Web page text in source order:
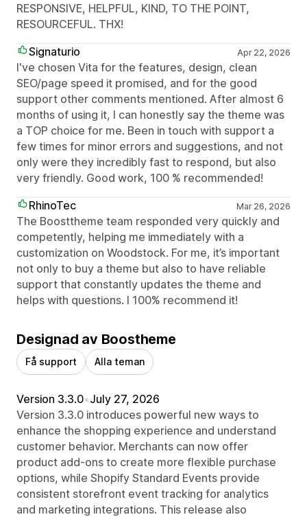
RESPONSIVE, HELPFUL, KIND, TO THE POINT,
RESOURCEFUL. THX!
Signaturio
Apr 22, 2026
I've chosen Vita for the features, design, clean
SEO/page speed it promised, and for the good
support other comments mentioned. After almost 6
months of using it, I can honestly say the theme was
a TOP choice for me. Been in touch with support a
few times for minor errors and suggestions, and not
only were they incredibly fast to respond, but also
very friendly. Good work, 100 % recommended!
RhinoTec
Mar 26, 2026
The Boosttheme team responded very quickly and
competently, helping me immediately with a
customization on Woodstock. For me, it’s important
not only to buy a theme but also to have reliable
support that constantly updates the theme and
helps with questions. I 100% recommend it!
Designad av Boostheme
Få support Alla teman
Version 3.3.0•July 27, 2026
Version 3.3.0 introduces powerful new ways to
enhance the shopping experience and understand
customer behavior. Merchants can now offer
product add-ons to create more flexible purchase
options, while Shopify Standard Events provide
consistent storefront event tracking for analytics
and marketing integrations. This release also